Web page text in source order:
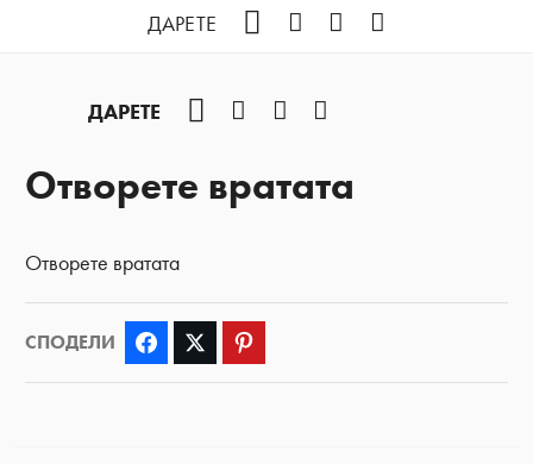
ДАРЕТЕ FacebookInstagram
YouTube
ДАРЕТЕ FacebookInstagram
YouTube
Отворете вратата
Отворете вратата
СПОДЕЛИ Facebook Twitter